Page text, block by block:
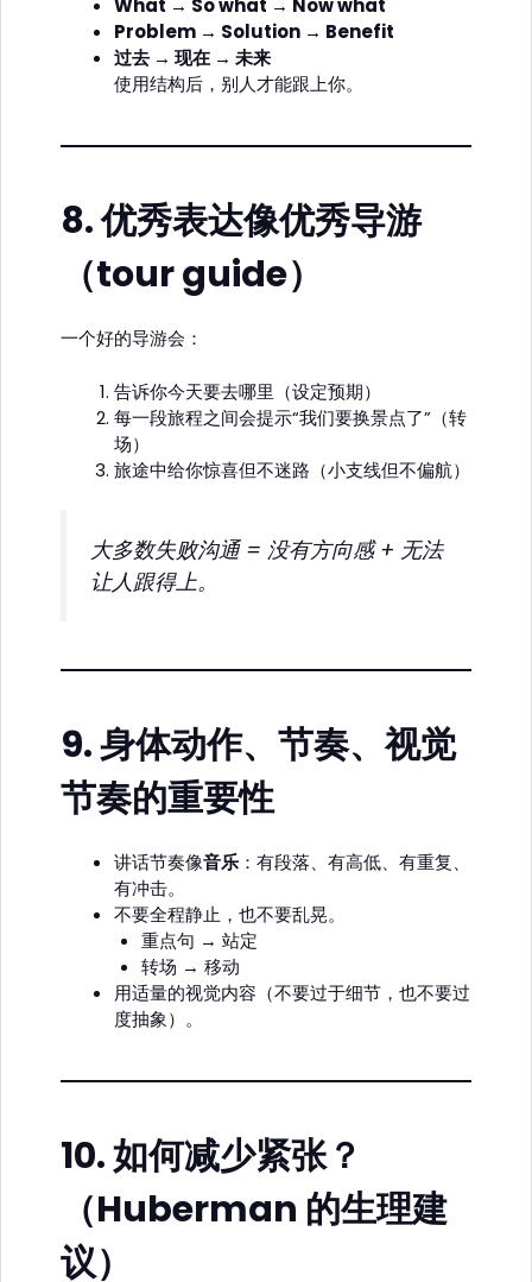
What → So what → Now what
Problem → Solution → Benefit
过去 → 现在 → 未来
使用结构后，别人才能跟上你。
8.优秀表达像优秀导游
（tour guide）
一个好的导游会：
告诉你今天要去哪里（设定预期）
每一段旅程之间会提示“我们要换景点了”（转
场）
旅途中给你惊喜但不迷路（小支线但不偏航）
大多数失败沟通 = 没有方向感 + 无法
让人跟得上。
9.身体动作、节奏、视觉
节奏的重要性
讲话节奏像音乐 ：有段落、有高低、有重复、
有冲击。
不要全程静止，也不要乱晃。
重点句 → 站定
转场 → 移动
用适量的视觉内容（不要过于细节，也不要过
度抽象）。
10.如何减少紧张？
（Huberman 的生理建
议）